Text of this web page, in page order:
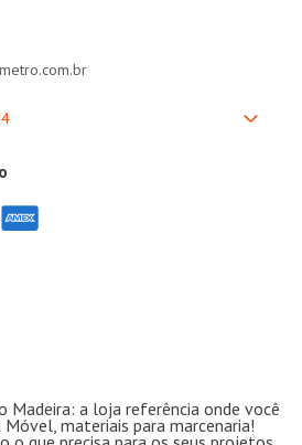
Madeira: a loja referência onde você
materiais para marcenaria!